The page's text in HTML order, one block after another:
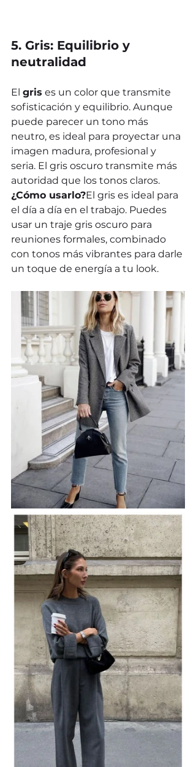
5. Gris: Equilibrio y
neutralidad
El gris es un color que transmite
sofisticación y equilibrio. Aunque
puede parecer un tono más
neutro, es ideal para proyectar una
imagen madura, profesional y
seria. El gris oscuro transmite más
autoridad que los tonos claros.
¿Cómo usarlo?El gris es ideal para
el día a día en el trabajo. Puedes
usar un traje gris oscuro para
reuniones formales, combinado
con tonos más vibrantes para darle
un toque de energía a tu look.